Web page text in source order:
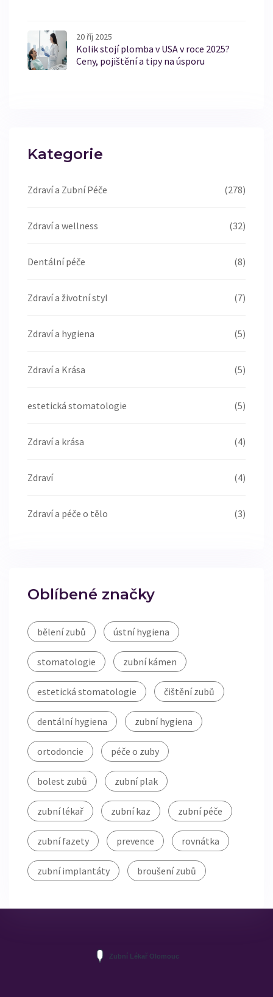
20 říj 2025
Kolik stojí plomba v USA v roce 2025?
Ceny, pojištění a tipy na úsporu
Kategorie
Zdraví a Zubní Péče (278)
Zdraví a wellness (32)
Dentální péče (8)
Zdraví a životní styl (7)
Zdraví a hygiena (5)
Zdraví a Krása (5)
estetická stomatologie (5)
Zdraví a krása (4)
Zdraví (4)
Zdraví a péče o tělo (3)
Oblíbené značky
bělení zubů ústní hygiena
stomatologie zubní kámen
estetická stomatologie čištění zubů
dentální hygiena zubní hygiena
ortodoncie péče o zuby
bolest zubů zubní plak
zubní lékař zubní kaz zubní péče
zubní fazety prevence rovnátka
zubní implantáty broušení zubů